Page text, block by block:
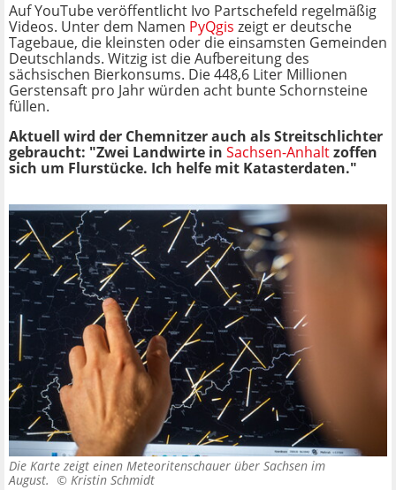
Auf YouTube veröffentlicht Ivo Partschefeld regelmäßig
Videos. Unter dem Namen PyQgis zeigt er deutsche
Tagebaue, die kleinsten oder die einsamsten Gemeinden
Deutschlands. Witzig ist die Aufbereitung des
sächsischen Bierkonsums. Die 448,6 Liter Millionen
Gerstensaft pro Jahr würden acht bunte Schornsteine
füllen.
Aktuell wird der Chemnitzer auch als Streitschlichter
gebraucht: "Zwei Landwirte in Sachsen-Anhaltzoffen
sich um Flurstücke. Ich helfe mit Katasterdaten."
Die Karte zeigt einen Meteoritenschauer über Sachsen im
August. © Kristin Schmidt